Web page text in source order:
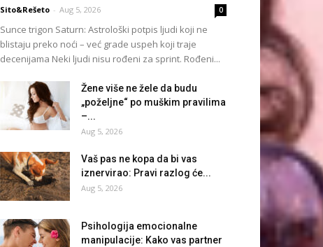
Sito&Rešeto - Aug 5, 2026 0
Sunce trigon Saturn: Astrološki potpis ljudi koji ne
blistaju preko noći – već grade uspeh koji traje
decenijama Neki ljudi nisu rođeni za sprint. Rođeni...
Žene više ne žele da budu
„poželjne“ po muškim pravilima
–...
Aug 5, 2026
Vaš pas ne kopa da bi vas
iznervirao: Pravi razlog će...
Aug 5, 2026
Psihologija emocionalne
manipulacije: Kako vas partner